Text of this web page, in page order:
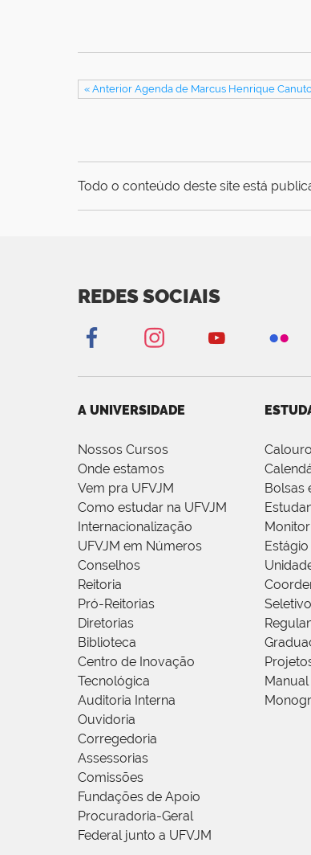
« Anterior Agenda de Marcus Henrique
Todo o conteúdo deste site está
REDES SOCIAIS
A UNIVERSIDADE
Nossos Cursos
Onde estamos
Vem pra UFVJM
Como estudar na UFVJM
Internacionalização
UFVJM em Números
Conselhos
Reitoria
Pró-Reitorias
Diretorias
Biblioteca
Centro de Inovação
Tecnológica
Auditoria Interna
Ouvidoria
Corregedoria
Assessorias
Comissões
Fundações de Apoio
Procuradoria-Geral
Federal junto a UFVJM
Bolsas
Estágio